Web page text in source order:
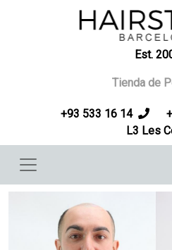
Pasar al contenido principal
Est.
Tienda de
+93 533 16 14
L3 Les